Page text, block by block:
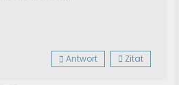
Antwort Zitat